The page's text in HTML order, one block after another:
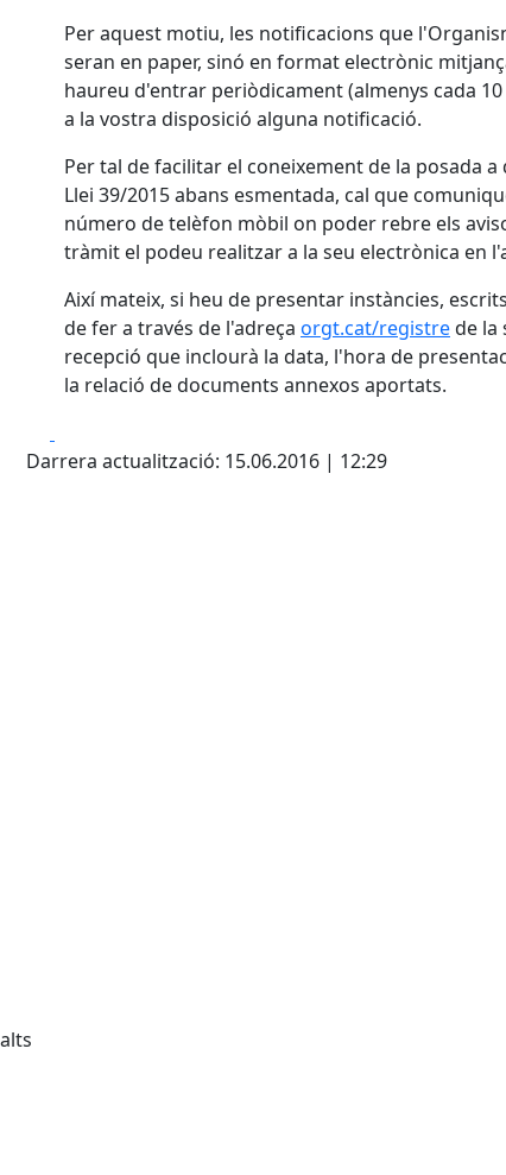
Per aquest motiu, les notificacions que
seran en paper, sinó en format electrònic
haureu d'entrar periòdicament (almenys cada
a la vostra disposició alguna notificació.
Per tal de facilitar el coneixement de la posada
Llei 39/2015 abans esmentada, cal que
número de telèfon mòbil on poder rebre els
tràmit el podeu realitzar a la seu electrònica en
Així mateix, si heu de presentar instàncies,
de fer a través de l'adreça orgt.cat/registrede la
recepció que inclourà la data, l'hora de
la relació de documents annexos aportats.
Darrera actualització: 15.06.2016 | 12:29